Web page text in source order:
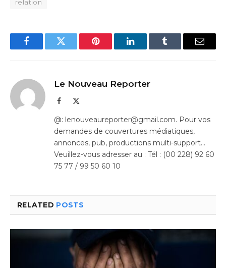
relation
FacebookTwitter Pinterest LinkedInTumblr Email
Le Nouveau Reporter
Facebook
@: lenouveaureporter@gmail.com. Pour vos
demandes de couvertures médiatiques,
annonces, pub, productions multi-support…
Veuillez-vous adresser au : Tél : (00 228) 92 60
75 77 / 99 50 60 10
RELATED POSTS